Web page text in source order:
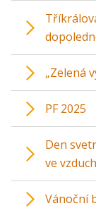
„Zelená
PF 2025
Den
ve
Vánoční